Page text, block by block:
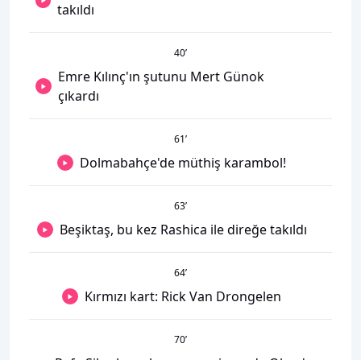
takıldı
40’
Emre Kılınç'ın şutunu Mert Günok
çıkardı
61’
Dolmabahçe'de müthiş karambol!
63’
Beşiktaş, bu kez Rashica ile direğe takıldı
64’
Kırmızı kart: Rick Van Drongelen
70’